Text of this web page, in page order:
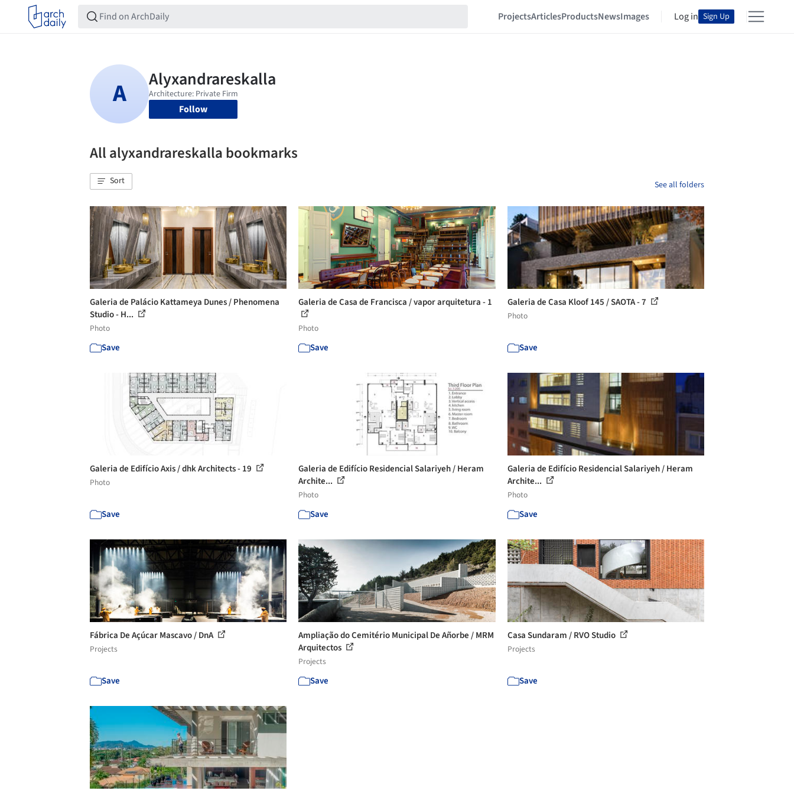
ProjectsArticlesProductsNewsImages Log in Sign Up
Follow
All alyxandrareskalla bookmarks
Sort See all folders
Galeria de Palácio Kattameya Dunes / Phenomena
Studio - H...
Photo
Save
Galeria de Casa de Francisca / vapor arquitetura - 1
Photo
Save
Galeria de Casa Kloof 145 / SAOTA - 7
Photo
Save
Galeria de Edifício Axis / dhk Architects - 19
Photo
Save
Galeria de Edifício Residencial Salariyeh / Heram
Archite...
Photo
Save
Galeria de Edifício Residencial Salariyeh / Heram
Archite...
Photo
Save
Fábrica De Açúcar Mascavo / DnA
Projects
Save
Ampliação do Cemitério Municipal De Añorbe / MRM
Arquitectos
Projects
Save
Casa Sundaram / RVO Studio
Projects
Save